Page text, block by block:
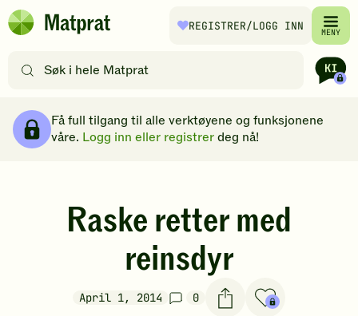
Hopp til hovedinnhold
Matprat
REGISTRER/LOGG INN MENY
etter
filtre
Få full tilgang til alle verktøyene og funksjonene
våre. Logg inn eller registrerdeg nå!
Raske retter med
reinsdyr
April 1, 2014 0